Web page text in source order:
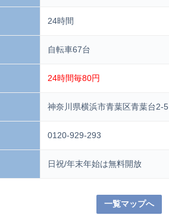
24時間
自転車67台
24時間毎80円
神奈川県横浜市青葉区青葉台2-5
0120-929-293
日祝/年末年始は無料開放
一覧マップへ